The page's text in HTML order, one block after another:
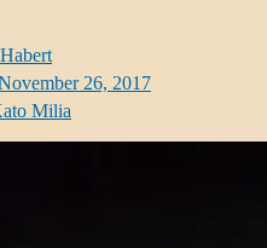
26, 2017
Milia